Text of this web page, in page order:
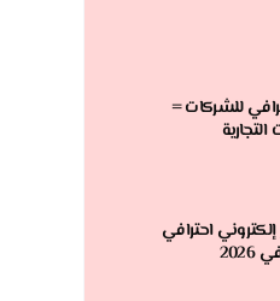
للشركات =
التجارية
احترافي